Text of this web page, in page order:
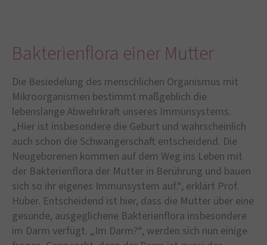
Bakterienflora einer Mutter
Die Besiedelung des menschlichen Organismus mit
Mikroorganismen bestimmt maßgeblich die
lebenslange Abwehrkraft unseres Immunsystems.
„Hier ist insbesondere die Geburt und wahrscheinlich
auch schon die Schwangerschaft entscheidend. Die
Neugeborenen kommen auf dem Weg ins Leben mit
der Bakterienflora der Mutter in Berührung und bauen
sich so ihr eigenes Immunsystem auf.“, erklärt Prof.
Huber. Entscheidend ist hier, dass die Mutter über eine
gesunde, ausgeglichene Bakterienflora insbesondere
im Darm verfügt. „Im Darm?“, werden sich nun einige